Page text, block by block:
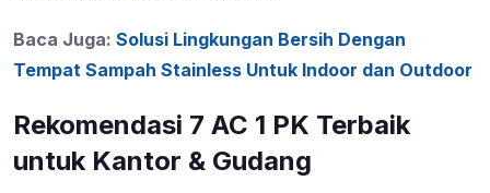
Baca Juga: Solusi Lingkungan Bersih Dengan
Tempat Sampah Stainless Untuk Indoor dan Outdoor
Rekomendasi 7 AC 1 PK Terbaik
untuk Kantor & Gudang